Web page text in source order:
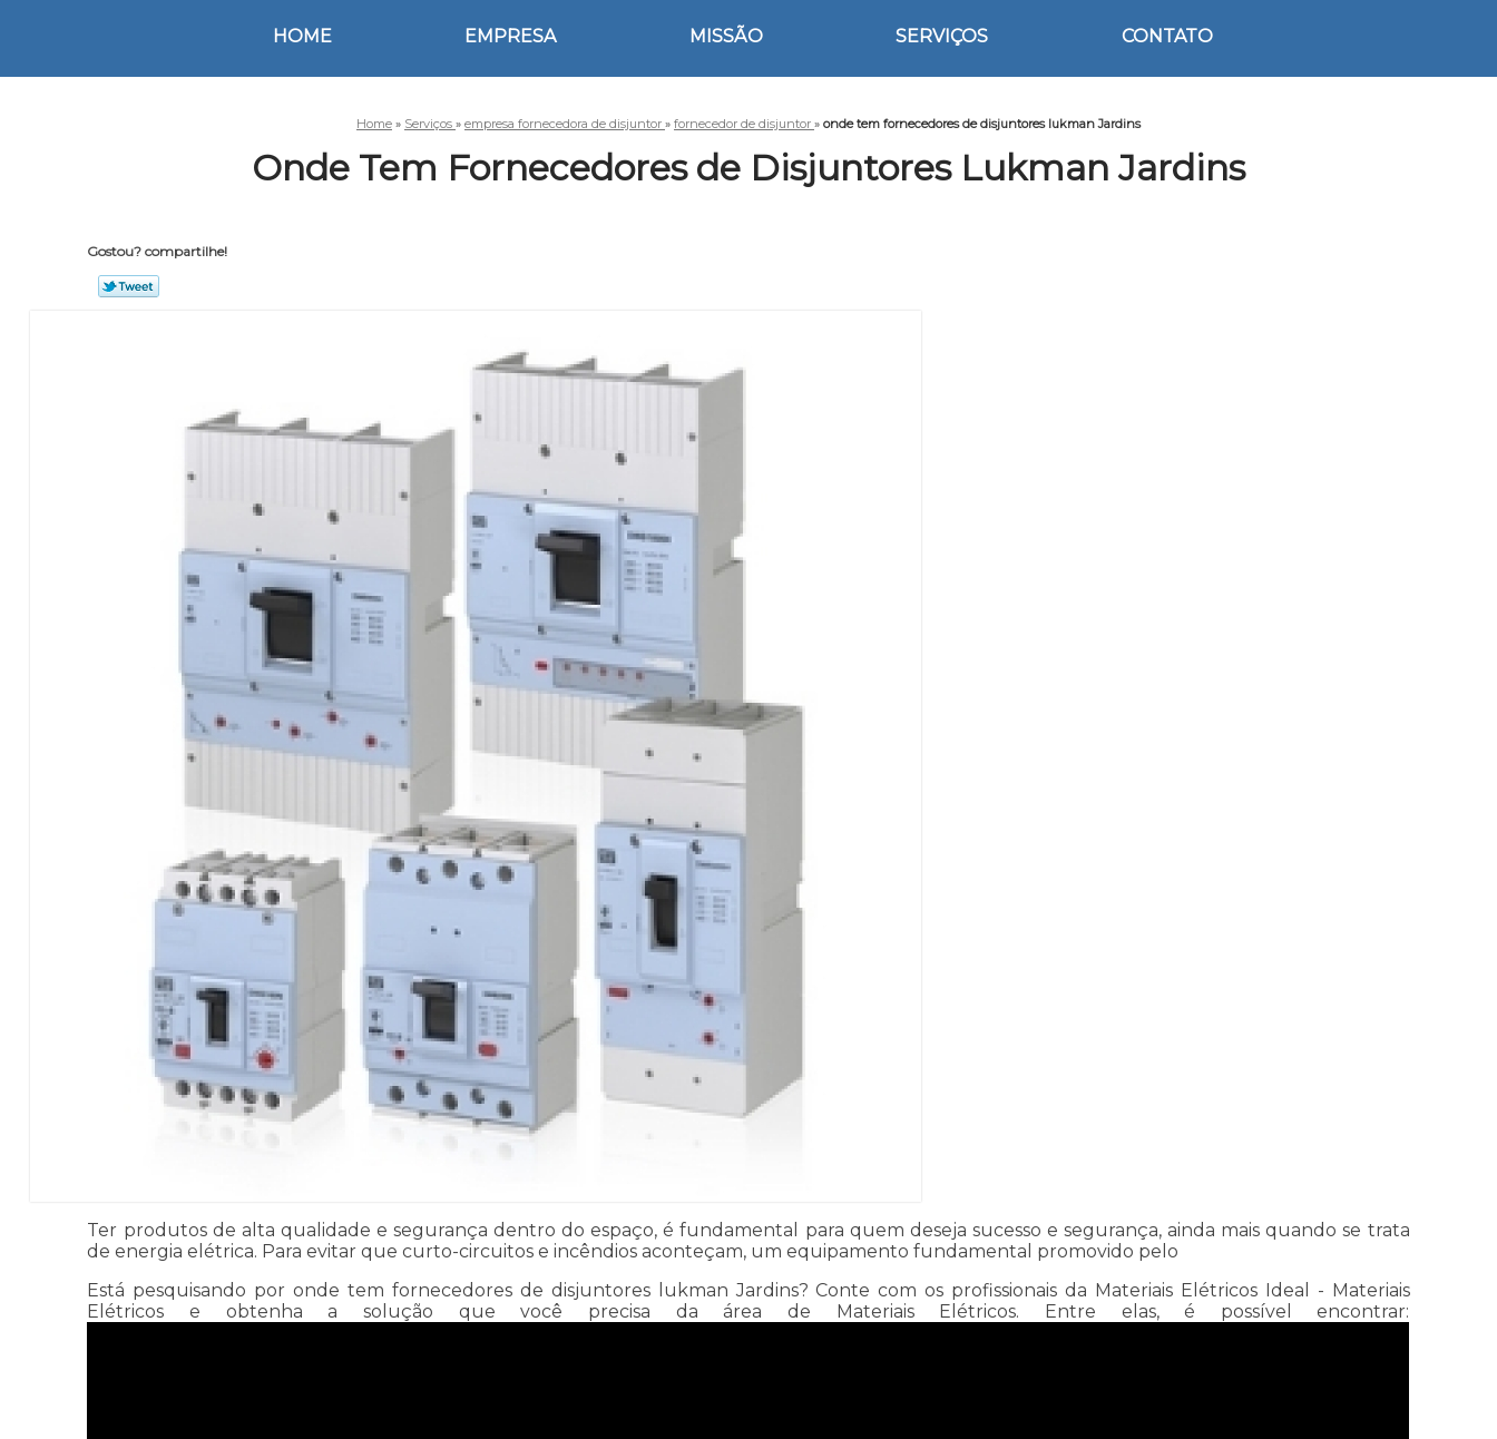
HOME EMPRESA MISSÃO SERVIÇOS CONTATO
Home » Serviços » empresa fornecedora de disjuntor » fornecedor de disjuntor » onde tem fornecedores de disjuntores lukman Jardins
Onde Tem Fornecedores de Disjuntores Lukman Jardins
Gostou? compartilhe!
Ter produtos de alta qualidade e segurança dentro do espaço, é fundamental para quem deseja sucesso e segurança, ainda mais quando se trata
de energia elétrica. Para evitar que curto-circuitos e incêndios aconteçam, um equipamento fundamental promovido pelo
Está pesquisando por onde tem fornecedores de disjuntores lukman Jardins? Conte com os profissionais da Materiais Elétricos Ideal - Materiais
Elétricos e obtenha a solução que você precisa da área de Materiais Elétricos. Entre elas, é possível encontrar: